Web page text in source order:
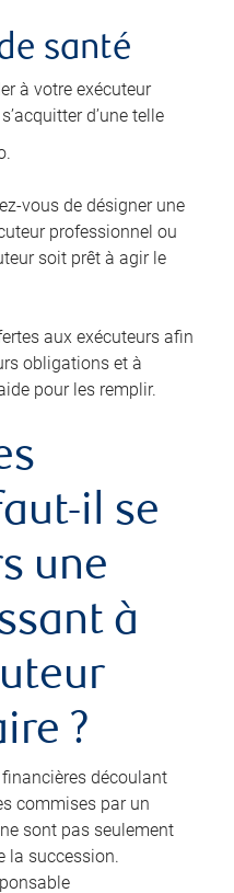
santé
à votre exécuteur
d’une telle
vous de désigner une
professionnel ou
soit prêt à agir le
aux exécuteurs afin
obligations et à
pour les remplir.
il se
une
à
?
découlant
commises par un
sont pas seulement
la succession.